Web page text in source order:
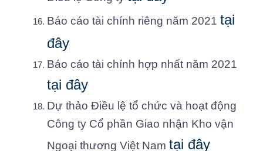
Báo cáo tài chính riêng năm 2021 tại
đây
Báo cáo tài chính hợp nhất năm 2021
tại đây
Dự thảo Điều lệ tổ chức và hoạt động
Công ty Cổ phần Giao nhận Kho vận
Ngoại thương Việt Nam tại đây